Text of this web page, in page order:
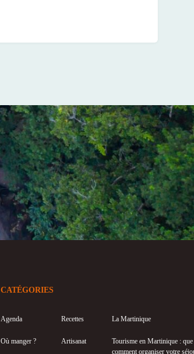
CATÉGORIES
Agenda
Où manger ?
Recettes
Artisanat
La Martinique
Tourisme en Martinique :
comment organiser votre